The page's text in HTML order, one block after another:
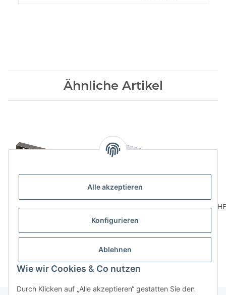
Alle akzeptieren
Konfigurieren
Ablehnen
Wie wir Cookies & Co nutzen
Durch Klicken auf „Alle akzeptieren“ gestatten Sie den
Ähnliche Artikel
HETTICH Möbelgriff,
verchromt,
mm
HETTICH Griff
Zinkdruckguss
BA128mm